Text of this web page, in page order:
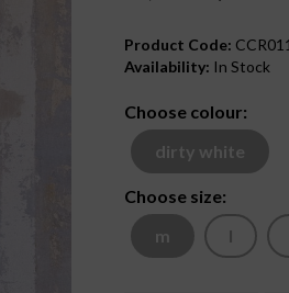
Product Code:
Availability: In Stock
Choose colour:
dirty white
Choose size:
m
l